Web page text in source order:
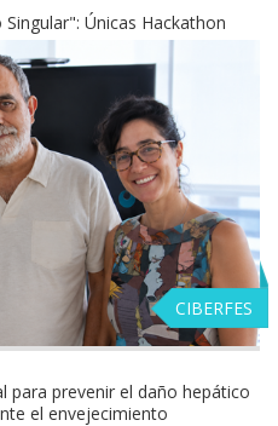
Únicas Hackathon
CIBERFES
para prevenir el daño hepático
el envejecimiento